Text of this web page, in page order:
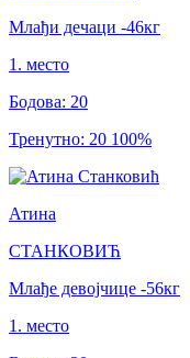
Млађи дечаци -46кг
1 . место
Бодова: 20
Тренутно: 20 100%
Атина
СТАНКОВИЋ
Млађе девојчице -56кг
1 . место